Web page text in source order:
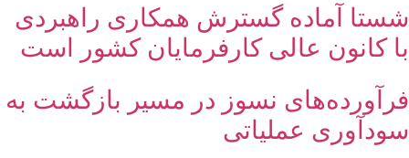
شستا آماده گسترش همکاری راهبردی
با کانون عالی کارفرمایان کشور است
فرآورده‌های نسوز در مسیر بازگشت به
سودآوری عملیاتی